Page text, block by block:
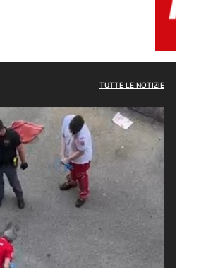
TUTTE LE NOTIZIE